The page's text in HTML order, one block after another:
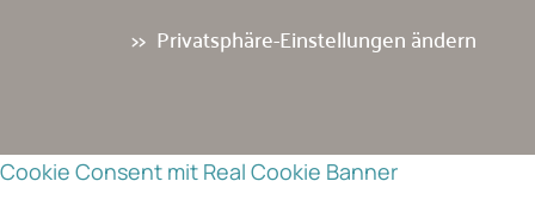
Privatsphäre-Einstellungen ändern
Cookie Consent mit Real Cookie Banner